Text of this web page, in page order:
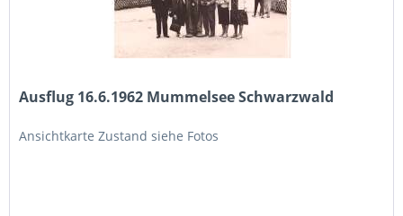
Ausflug 16.6.1962 Mummelsee Schwarzwald
Ansichtkarte Zustand siehe Fotos